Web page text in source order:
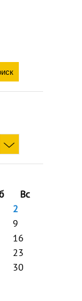
Вс
2
9
16
23
30